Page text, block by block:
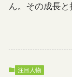
ん。その成長と
注目人物